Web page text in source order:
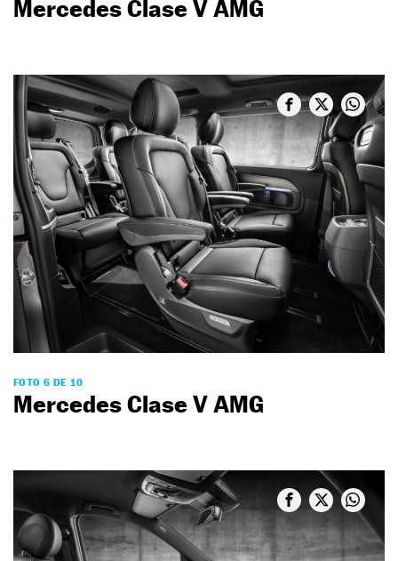
Mercedes Clase V AMG
FOTO 6 DE 10
Mercedes Clase V AMG